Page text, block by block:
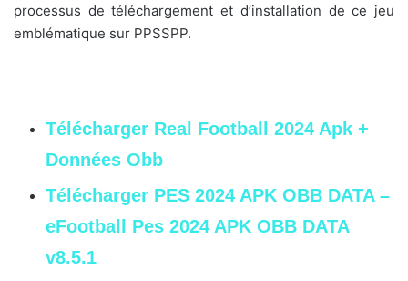
processus de téléchargement et d’installation de ce jeu
emblématique sur PPSSPP.
Télécharger Real Football 2024 Apk +
Données Obb
Télécharger PES 2024 APK OBB DATA –
eFootball Pes 2024 APK OBB DATA
v8.5.1